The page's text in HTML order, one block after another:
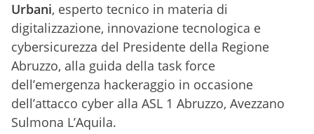
Urbani, esperto tecnico in materia di
digitalizzazione, innovazione tecnologica e
cybersicurezza del Presidente della Regione
Abruzzo, alla guida della task force
dell’emergenza hackeraggio in occasione
dell’attacco cyber alla ASL 1 Abruzzo, Avezzano
Sulmona L’Aquila.